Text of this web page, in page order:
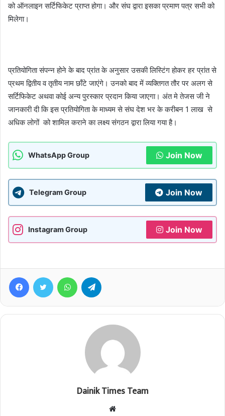
को ऑनलाइन सर्टिफिकेट प्राप्त होगा। और संघ द्वारा इसका प्रमाण पत्र सभी को
मिलेगा।
प्रतियोगिता संपन्न होने के बाद प्रांत के अनुसार उसकी लिस्टिंग होकर हर प्रांत से
प्रथम द्वितीय व तृतीय नाम छाँटे जाएंगे। उनको बाद में व्यक्तिगत तौर पर अलग से
सर्टिफिकेट अथवा कोई अन्य पुरस्कार प्रदान किया जाएगा। अंत मे तेजस जी ने
जानकारी दी कि इस प्रतियोगिता के माध्यम से संघ देश भर के करीबन 1 लाख से
अधिक लोगों को शामिल कराने का लक्ष्य संगठन द्वारा लिया गया है।
WhatsApp Group Join Now
Telegram Group Join Now
Instagram Group Join Now
FacebookTwitter WhatsApp
Dainik Times Team
Website